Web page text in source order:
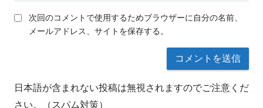
次回のコメントで使用するためブラウザーに自分の名前、
メールアドレス、サイトを保存する。
日本語が含まれない投稿は無視されますのでご注意くだ
さい。（スパム対策）